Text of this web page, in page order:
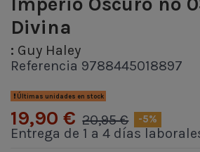
Divina
: Guy Haley
Referencia 9788445018897
Últimas unidades en stock
19,90 € 20,95 € -5%
Entrega de 1 a 4 días